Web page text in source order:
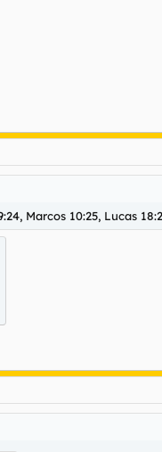
Marcos 10:25, Lucas